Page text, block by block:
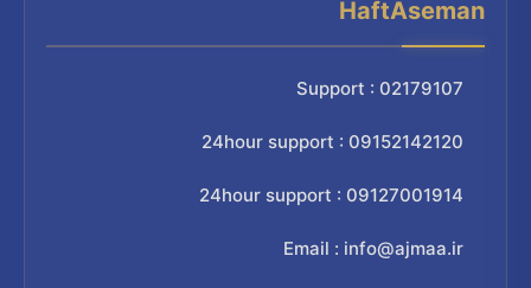
HaftAseman
Support : 02179107
24hour support : 09152142120
24hour support : 09127001914
Email : info@ajmaa.ir